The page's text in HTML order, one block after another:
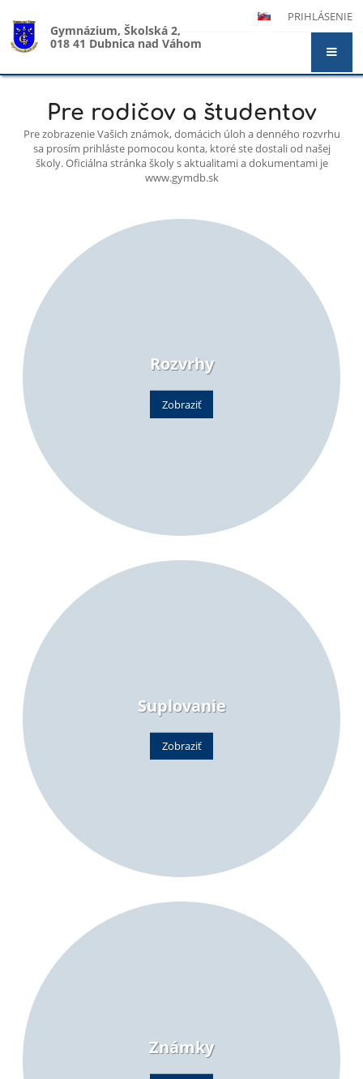
PRIHLÁSENIE
Gymnázium, Školská 2,
018 41 Dubnica nad Váhom
Hlavná
stránka
Pre rodičov a študentov
Pre zobrazenie Vašich známok, domácich úloh a denného rozvrhu
sa prosím prihláste pomocou konta, ktoré ste dostali od našej
školy. Oficiálna stránka školy s aktualitami a dokumentami je
www.gymdb.sk
Rozvrhy
Zobraziť
Suplovanie
Zobraziť
Známky